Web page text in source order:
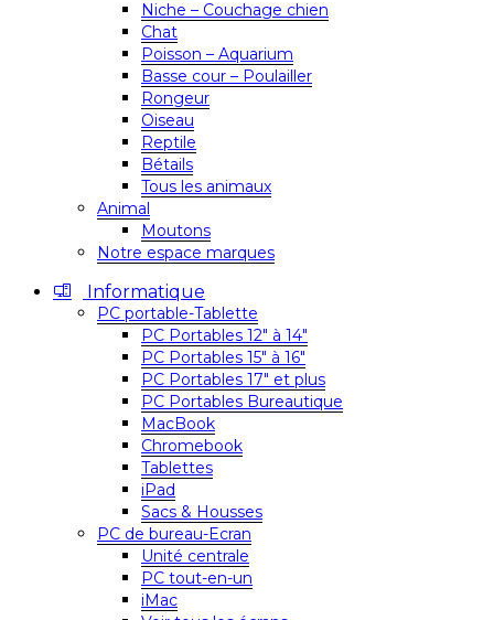
Niche – Couchage chien
Chat
Poisson – Aquarium
Basse cour – Poulailler
Rongeur
Oiseau
Reptile
Bétails
Tous les animaux
Animal
Moutons
Notre espace marques
Informatique
PC portable-Tablette
PC Portables 12″ à 14″
PC Portables 15″ à 16″
PC Portables 17″ et plus
PC Portables Bureautique
MacBook
Chromebook
Tablettes
iPad
Sacs & Housses
PC de bureau-Ecran
Unité centrale
PC tout-en-un
iMac